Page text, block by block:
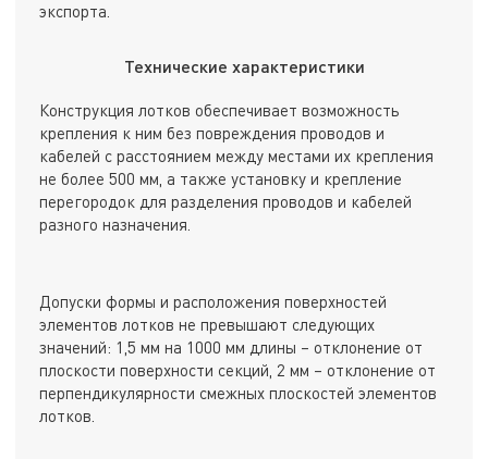
экспорта.
Технические характеристики
Конструкция лотков обеспечивает возможность
крепления к ним без повреждения проводов и
кабелей с расстоянием между местами их крепления
не более 500 мм, а также установку и крепление
перегородок для разделения проводов и кабелей
разного назначения.
Допуски формы и расположения поверхностей
элементов лотков не превышают следующих
значений: 1,5 мм на 1000 мм длины – отклонение от
плоскости поверхности секций, 2 мм – отклонение от
перпендикулярности смежных плоскостей элементов
лотков.